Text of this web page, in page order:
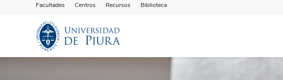
Facultades Centros Recursos Biblioteca